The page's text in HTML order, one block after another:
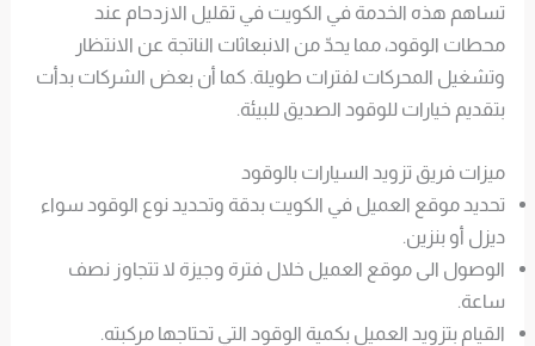
تساهم هذه الخدمة في الكويت في تقليل الازدحام عند
محطات الوقود، مما يحدّ من الانبعاثات الناتجة عن الانتظار
وتشغيل المحركات لفترات طويلة. كما أن بعض الشركات بدأت
بتقديم خيارات للوقود الصديق للبيئة.
ميزات فريق تزويد السيارات بالوقود
تحديد موقع العميل في الكويت بدقة وتحديد نوع الوقود سواء
ديزل أو بنزين.
الوصول الى موقع العميل خلال فترة وجيزة لا تتجاوز نصف
ساعة.
القيام بتزويد العميل بكمية الوقود التي تحتاجها مركبته.